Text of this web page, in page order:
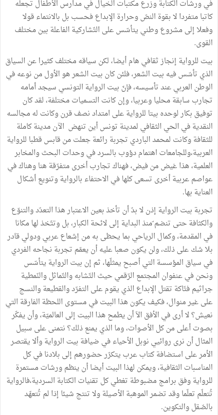
في ورشات الكتابة وزرع مكتبات الخيال في مدارس الأطفال تجعله
كاتبا متفردا لا بقوة النصّ وحرارة الإبداع فحسب بل بالانتماء قولا
وفعلا إلى مشروع وطني يتأسّس على التّشاركية الفاعلة بين مختلف
القوى.
بيت للرواية إنجاز ثقافي هام أيضا، لكن سياقه مختلف كثيرا عن السياق
الذي تأسّس فيه بيت الشعر، فلئن كان بيت الشعر هو الأول من نوعه في
الوطن العربي عند تأسيسه، فإنّ بيت الرواية التونسي سيجد أمامه
تجارب سابقة محليا وعربيا، وإن كانت التسميات مختلفة، لقد كان
توفيق بكار لوحده بيتا للرواية على امتداد نصف قرن وكانت له مجالسه
النقدية في الحي الثقافي لمدينة تونس أين تنهض الآن مدينة كاملة
للثقافة وكانت لمحمد الباردي تجربة رائعة جعلت من قابس قطبا للرواية
العربية،وللجامعات اهتمام دؤوب بالسرد في وحدات البحث والمخابر
العلمية، هذا غيض من فيض، فهناك تجارب أخرى متفرّقة هنا وهناك في
عواصم عربية أخرى تسعى كلها في الاحتفاء بالرواية وتنويع أشكال
العناية بها.
تجربة بيت الرواية إذن لا بدّ أن تأخذ بعين الاعتبار هذا التعدّد والتنوّع
والكثافة حتى تنضم ّمنذ البداية إلى لائحة الكبار، بل وتتّخذ لها مكانا
في المقدمة، وكمال الرياحي بما يحظى به من إشعاع عربي ودولي قادر
بلا شك على ذلك، ولن يكون صعبا عليه أن يعمّم تجربة نجاحه الفردي
في سياق المؤسسة التي أصبح يمثلّها، ثم إن بيت الرواية يتأسّس
ونحن في عنفوان المجتمع الرّقمي حيث التّشابه والتّماثل والنّمطية
جراثيم فتّاكة تقتل الإبداع الذي يقوم على التفرّد والقطيعة والنسج
على غير منوال، فكيف يكون هذا البيت في مستوى اللحظة الفارقة التي
نعيش؟ لا أرى في الأفق الاّ أن يطمح هذا البيت إلى العالميّة، وأن يفكّر
بصوت أعلى من كل الأصوات، وما الذي يمنع ذلك؟ نتمنى على سبيل
المثال أن نرى روائيي نوبل الأحياء في ضيافة بيت الرواية وألا يقتصر
الأمر على استضافة كتاب عرب يتكرّر حضورهم إلى بلادنا في كل
المناسبات الثقافية، ويمكن لهذا البيت أيضا أن ينظم ورشات مستمرة
للرواية وفق برامج مضبوطة تغطي كل تقنيات الكتابة السردية،فالرواية
تُتعلّم تعلّما وقد تضمر الموهبة الأصيلة ولا تنتج شيئا إذا لم تُتعهّد
بالصّقل والتكوين.